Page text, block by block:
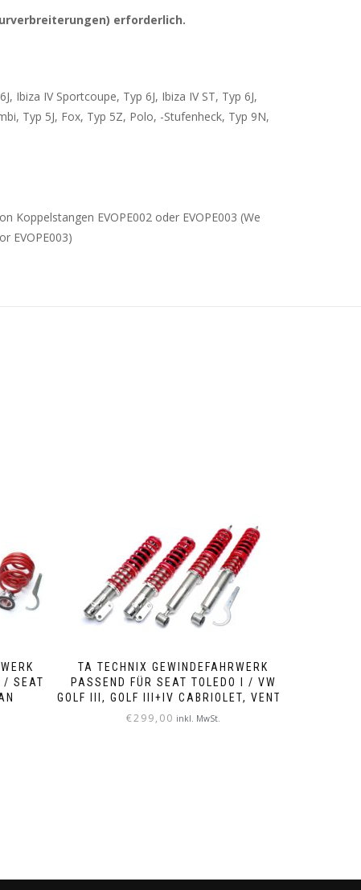
erforderlich.
Ibiza IV Sportcoupe, Typ 6J, Ibiza IV ST, Typ 6J,
Typ 5J, Fox, Typ 5Z, Polo, -Stufenheck, Typ 9N,
EVOPE002 oder EVOPE003 (We
EVOPE003)
/ SEAT
TA TECHNIX GEWINDEFAHRWERK
PASSEND FÜR SEAT TOLEDO I / VW
GOLF III, GOLF III+IV CABRIOLET, VENTO
€299,00 inkl. MwSt.